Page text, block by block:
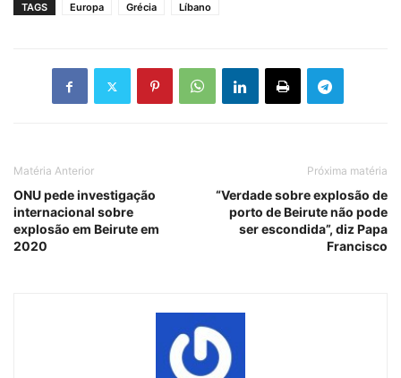
TAGS Europa Grécia Líbano
Matéria Anterior
ONU pede investigação
internacional sobre
explosão em Beirute em
2020
Próxima matéria
“Verdade sobre explosão de
porto de Beirute não pode
ser escondida”, diz Papa
Francisco